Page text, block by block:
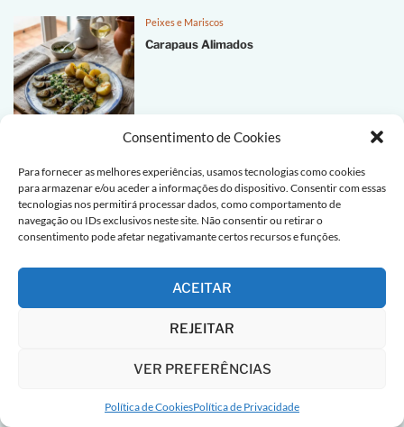
Consentimento de Cookies
Para fornecer as melhores experiências, usamos tecnologias como cookies
para armazenar e/ou aceder a informações do dispositivo. Consentir com essas
tecnologias nos permitirá processar dados, como comportamento de
navegação ou IDs exclusivos neste site. Não consentir ou retirar o
consentimento pode afetar negativamante certos recursos e funções.
ACEITAR
REJEITAR
VER PREFERÊNCIAS
Política de CookiesPolítica de Privacidade
Peixes e Mariscos
Carapaus Alimados
LIGAÇÕES ÚTEIS
Sobre Nós
Contacto
Receitas de bacalhau
Cozinha Portuguesa
NEWSLETTER